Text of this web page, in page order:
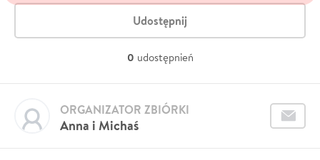
Udostępnij
0 udostępnień
Anna i Michaś
ORGANIZATOR ZBIÓRKI